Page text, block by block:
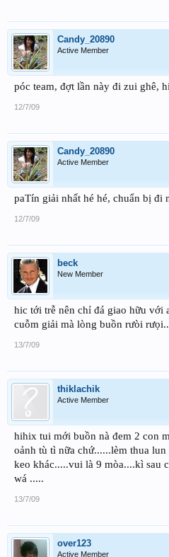
Candy_20890
Active Member
póc team, đợt lần này đi zui ghê,
12/7/09
Candy_20890
Active Member
paTín giải nhất hé hé, chuẩn bị đi
12/7/09
beck
New Member
hic tới trễ nên chỉ đá giao hữu với
cuỗm giải mà lòng buồn rưòi
13/7/09
thiklachik
Active Member
hihix tui mới buồn nà đem 2 con
oảnh tù tì nữa chứ......lèm thua
keo khác.....vui là 9 mòa....kì sau
wá .....
13/7/09
over123
Active Member